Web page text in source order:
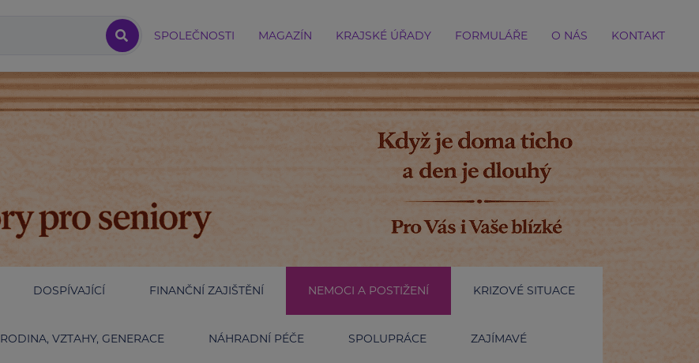
SPOLEČNOSTI MAGAZÍN KRAJSKÉ ÚŘADY FORMULÁŘE O NÁS KONTAKT
DOSPÍVAJÍCÍ FINANČNÍ ZAJIŠTĚNÍ NEMOCI A POSTIŽENÍ KRIZOVÉ SITUACE
RODINA, VZTAHY, GENERACE NÁHRADNÍ PÉČE SPOLUPRÁCE ZAJÍMAVÉ